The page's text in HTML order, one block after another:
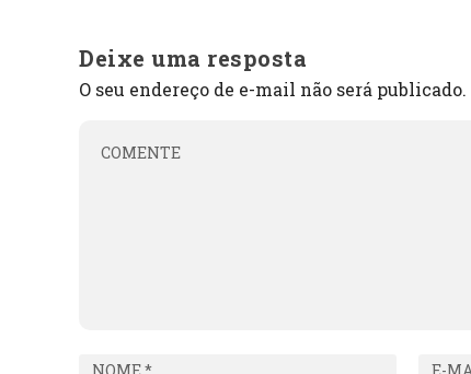
Deixe uma resposta
O seu endereço de e-mail não será publicado.